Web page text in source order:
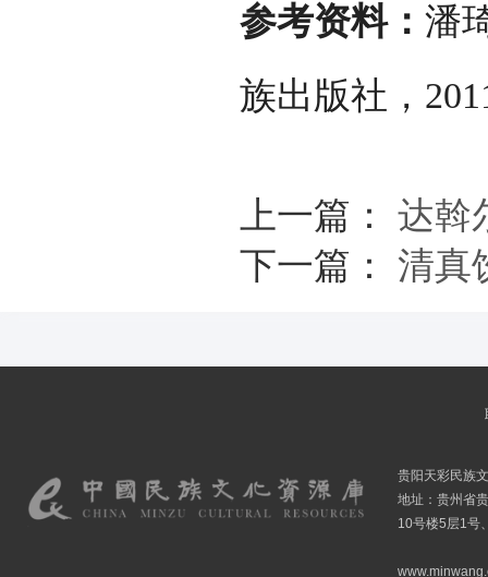
参考资料： 潘
族出版社，
上一篇： 达斡
下一篇： 清真
贵阳天彩民族
地址：贵州省
10号楼5层1号